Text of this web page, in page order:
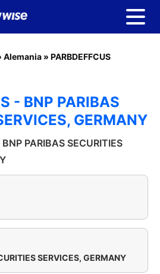
Alemania » PARBDEFFCUS
- BNP PARIBAS
GERMANY
PARIBAS SECURITIES
SERVICES, GERMANY